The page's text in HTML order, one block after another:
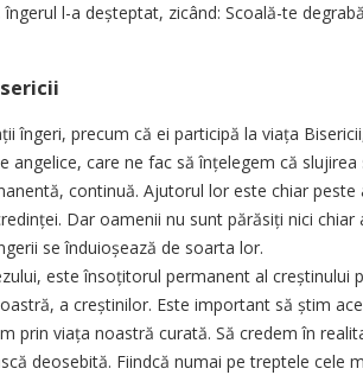
l-a deșteptat, zicând: Scoală-te
îngeri, precum că ei participă la viața
angelice, care ne fac să înțelegem că
continuă. Ajutorul lor este chiar peste
Dar oamenii nu sunt părăsiți nici chiar
se înduioșează de soarta lor.
este însoțitorul permanent al creștinului
a creștinilor. Este important să știm
prin viața noastră curată. Să credem în
deosebită. Fiindcă numai pe treptele cele